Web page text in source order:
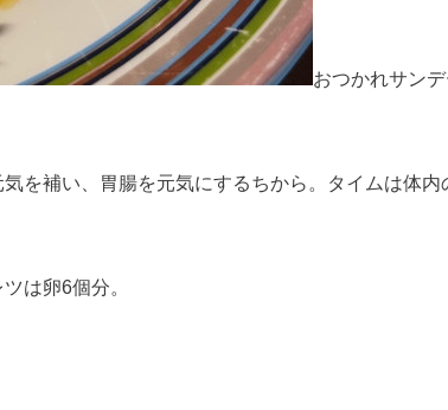
おつかれサン
を補い、胃腸を元気にするちから。タイムは体内
は卵6個分。